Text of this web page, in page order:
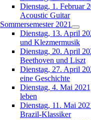
Dienstag, 1. Februar
Acoustic Guitar
Sommersemester 2021
Dienstag, 13. April
und Klezmermusik
Dienstag, 20. April
Beethoven und Liszt
Dienstag, 27. April
eine Geschichte
Dienstag, 4. Mai
leben
Dienstag, 11. Mai
Brazil-Klassiker